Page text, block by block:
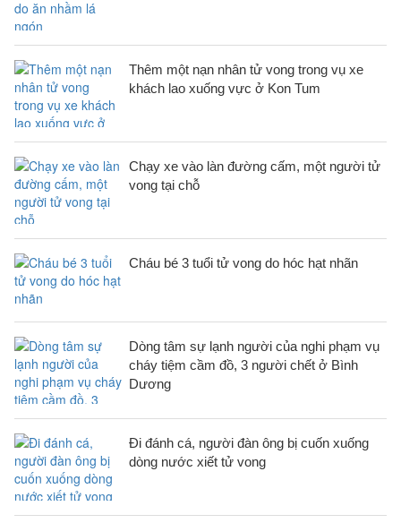
Thêm một nạn nhân tử vong trong vụ xe
khách lao xuống vực ở Kon Tum
Chạy xe vào làn đường cấm, một người tử
vong tại chỗ
Cháu bé 3 tuổi tử vong do hóc hạt nhãn
Dòng tâm sự lạnh người của nghi phạm vụ
cháy tiệm cầm đồ, 3 người chết ở Bình
Dương
Đi đánh cá, người đàn ông bị cuốn xuống
dòng nước xiết tử vong